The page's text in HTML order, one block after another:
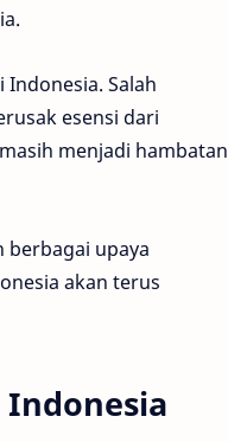
Salah
esensi dari
menjadi hambatan
berbagai upaya
akan terus